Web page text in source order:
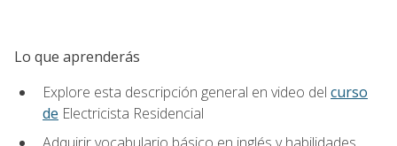
Lo que aprenderás
Explore esta descripción general en video del curso
de Electricista Residencial
Adquirir vocabulario básico en inglés y habilidades